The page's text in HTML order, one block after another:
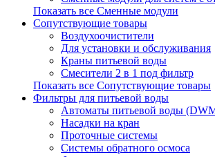
Показать все Сменные модули
Сопутствующие товары
Воздухоочистители
Для установки и обслуживания
Краны питьевой воды
Смесители 2 в 1 под фильтр
Показать все Сопутствующие товары
Фильтры для питьевой воды
Автоматы питьевой воды
Насадки на кран
Проточные системы
Системы обратного осмоса